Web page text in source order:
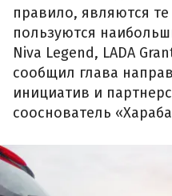
правило, являются
пользуются
Niva Legend, LADA
сообщил глава
инициатив и
сооснователь